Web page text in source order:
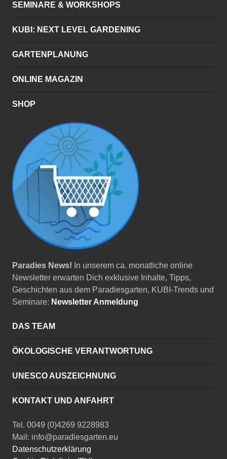
SEMINARE & WORKSHOPS
KUBI: NEXT LEVEL GARDENING
GARTENPLANUNG
ONLINE MAGAZIN
SHOP
Paradies News! In unserem ca. monatliche online
Newsletter erwarten Dich exklusive Inhalte, Tipps,
Geschichten aus dem Paradiesgarten, KUBI-Trends und
Seminare: Newsletter Anmeldung
DAS TEAM
ÖKOLOGISCHE VERANTWORTUNG
UNESCO AUSZEICHNUNG
KONTAKT UND ANFAHRT
Tel. 0049 (0)4269 9228983
Mail: info@paradiesgarten.eu
Datenschutzerklärung